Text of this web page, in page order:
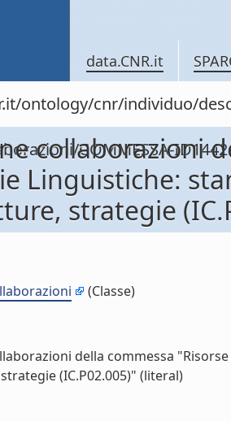
data.CNR.it
ontology/cnr/individuo/
COMMESSA-ID1442
collaborazioni
Linguistiche:
strategie
(Classe)
della commessa
(IC.P02.005)" (literal)